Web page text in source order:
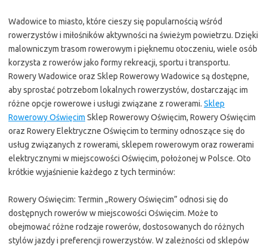
Wadowice to miasto, które cieszy się popularnością wśród
rowerzystów i miłośników aktywności na świeżym powietrzu. Dzięki
malowniczym trasom rowerowym i pięknemu otoczeniu, wiele osób
korzysta z rowerów jako formy rekreacji, sportu i transportu.
Rowery Wadowice oraz Sklep Rowerowy Wadowice są dostępne,
aby sprostać potrzebom lokalnych rowerzystów, dostarczając im
różne opcje rowerowe i usługi związane z rowerami. Sklep
Rowerowy Oświęcim Sklep Rowerowy Oświęcim, Rowery Oświęcim
oraz Rowery Elektryczne Oświęcim to terminy odnoszące się do
usług związanych z rowerami, sklepem rowerowym oraz rowerami
elektrycznymi w miejscowości Oświęcim, położonej w Polsce. Oto
krótkie wyjaśnienie każdego z tych terminów:
Rowery Oświęcim: Termin „Rowery Oświęcim” odnosi się do
dostępnych rowerów w miejscowości Oświęcim. Może to
obejmować różne rodzaje rowerów, dostosowanych do różnych
stylów jazdy i preferencji rowerzystów. W zależności od sklepów